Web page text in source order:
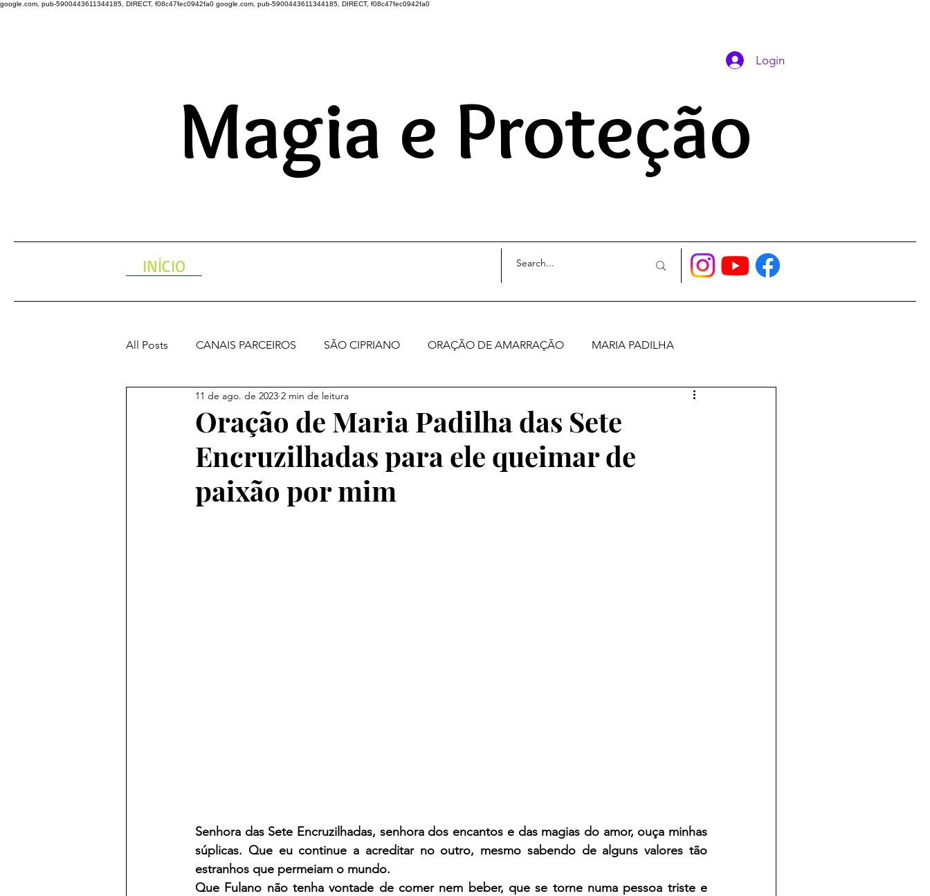
google.com, pub-5900443611344185, DIRECT, f08c47fec0942fa0 google.com, pub-5900443611344185, DIRECT, f08c47fec0942fa0
A ENERGIA DO UNIVERSO ATRAVÉS DAS ORAÇÕES
Magia e Proteção
Login
INÍCIO
All Posts CANAIS PARCEIROS SÃO CIPRIANO ORAÇÃO DE AMARRAÇÃO MARIA PADILHA
ORAÇÕES PODEROSAS
Oração de Maria Padilha das Sete
Encruzilhadas para ele queimar de
paixão por mim
11 de ago. de 2023 2 min de leitura
Senhora das Sete Encruzilhadas, senhora dos encantos e das magias do amor, ouça minhas
súplicas. Que eu continue a acreditar no outro, mesmo sabendo de alguns valores tão
estranhos que permeiam o mundo.
Que Fulano não tenha vontade de comer nem beber, que se torne numa pessoa triste e